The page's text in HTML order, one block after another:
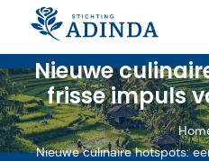
content
Nieuwe
frisse impuls
Nieuwe culinaire hotspots: